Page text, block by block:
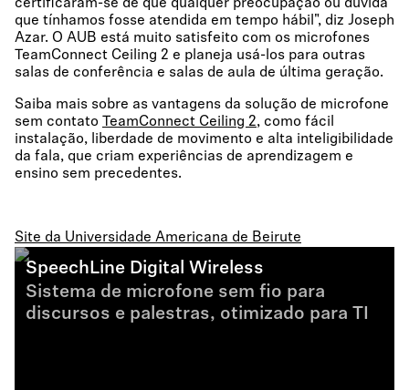
certificaram-se de que qualquer preocupação ou dúvida
que tínhamos fosse atendida em tempo hábil", diz Joseph
Azar. O AUB está muito satisfeito com os microfones
TeamConnect Ceiling 2 e planeja usá-los para outras
salas de conferência e salas de aula de última geração.
Saiba mais sobre as vantagens da solução de microfone
sem contato
TeamConnect Ceiling 2, como fácil
instalação, liberdade de movimento e alta inteligibilidade
da fala, que criam experiências de aprendizagem e
ensino sem precedentes.
Site da Universidade Americana de Beirute
SpeechLine Digital Wireless
Sistema de microfone sem fio para
discursos e palestras, otimizado para TI